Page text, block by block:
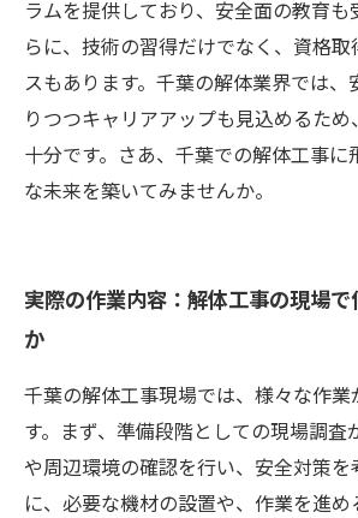
ラムを提供しており、安全面の教育も
らに、技術の習得だけでなく、資格
スもあります。千葉の解体業界では、
りつつキャリアアップも見込めるた
十分です。さあ、千葉での解体工事に
な未来を築いてみませんか。
実際の作業内容：解体工事の現場
か
千葉の解体工事現場では、様々な作業
す。まず、準備段階としての現場調査
や周辺環境の確認を行い、安全対策を
に、必要な機材の設置や、作業を進